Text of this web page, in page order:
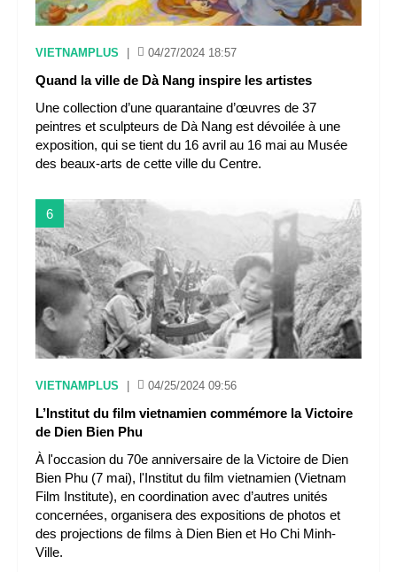
VIETNAMPLUS 04/27/2024 18:57
Quand la ville de Dà Nang inspire les artistes
Une collection d’une quarantaine d’œuvres de 37
peintres et sculpteurs de Dà Nang est dévoilée à une
exposition, qui se tient du 16 avril au 16 mai au Musée
des beaux-arts de cette ville du Centre.
6
VIETNAMPLUS 04/25/2024 09:56
L’Institut du film vietnamien commémore la Victoire
de Dien Bien Phu
À l'occasion du 70e anniversaire de la Victoire de Dien
Bien Phu (7 mai), l'Institut du film vietnamien (Vietnam
Film Institute), en coordination avec d’autres unités
concernées, organisera des expositions de photos et
des projections de films à Dien Bien et Ho Chi Minh-
Ville.